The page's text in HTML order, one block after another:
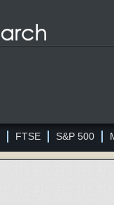
FTSE S&P 500